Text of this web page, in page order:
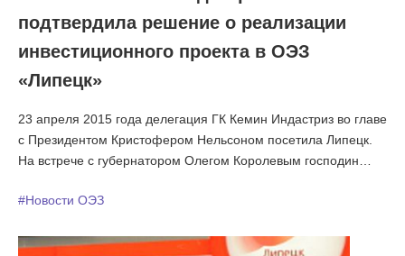
подтвердила решение о реализации
инвестиционного проекта в ОЭЗ
«Липецк»
23 апреля 2015 года делегация ГК Кемин Индастриз во главе
с Президентом Кристофером Нельсоном посетила Липецк.
На встрече с губернатором Олегом Королевым господин
инвестиционного проекта в липецкой экономзоне. Почетные
документы ООО «Кемин Индастриз (Липецк)». Затем,
#Новости ОЭЗ